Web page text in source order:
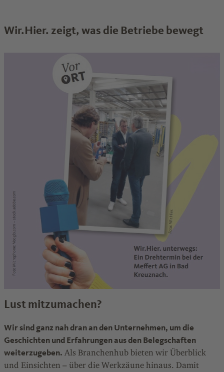
Wir.Hier. zeigt, was die Betriebe bewegt
Lust mitzumachen?
Wir sind ganz nah dran an den Unternehmen, um die
Geschichten und Erfahrungen aus den Belegschaften
weiterzugeben. Als Branchenhub bieten wir Überblick
und Einsichten – über die Werkzäune hinaus. Damit